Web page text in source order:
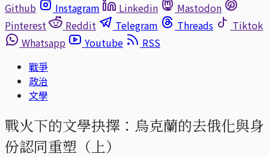
Github
Instagram Linkedin
Mastodon
Pinterest
Reddit Telegram Threads
Tiktok
Whatsapp
Youtube
RSS
戰爭
政治
文學
戰火下的文學抉擇：烏克蘭的去俄化與身
份認同重塑（上）